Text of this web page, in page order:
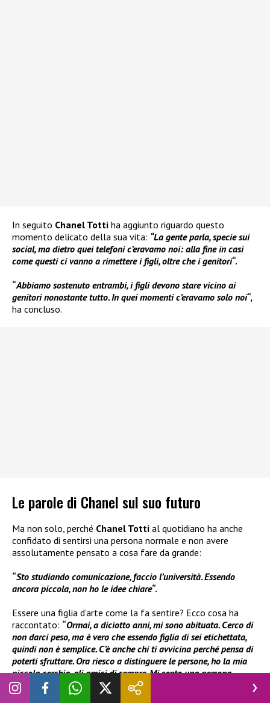
In seguito Chanel Totti ha aggiunto riguardo questo
momento delicato della sua vita: “La gente parla, specie sui
social, ma dietro quei telefoni c’eravamo noi: alla fine in casi
come questi ci vanno a rimettere i figli, oltre che i genitori“.
“Abbiamo sostenuto entrambi, i figli devono stare vicino ai
genitori nonostante tutto. In quei momenti c’eravamo solo noi“,
ha concluso.
Le parole di Chanel sul suo futuro
Ma non solo, perché Chanel Totti al quotidiano ha anche
confidato di sentirsi una persona normale e non avere
assolutamente pensato a cosa fare da grande:
“Sto studiando comunicazione, faccio l’università. Essendo
ancora piccola, non ho le idee chiare“.
Essere una figlia d’arte come la fa sentire? Ecco cosa ha
raccontato: “Ormai, a diciotto anni, mi sono abituata. Cerco di
non darci peso, ma è vero che essendo figlia di sei etichettata,
quindi non è semplice. C’è anche chi ti avvicina perché pensa di
poterti sfruttare. Ora riesco a distinguere le persone, ho la mia
piccola cerchia, gli amici di sempre. Mi sento una persona
normalissima: per me mamma è mamma e papà è papà